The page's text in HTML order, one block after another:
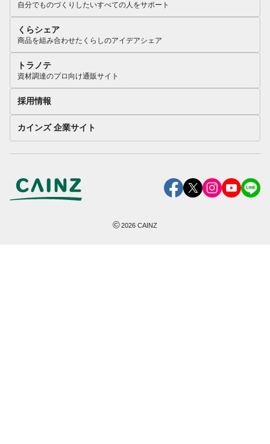
自分でものづくりしたいすべての人をサポート
くらシェア
商品を組み合わせたくらしのアイデアシェア
トラノテ
資材調達のプロ向け通販サイト
採用情報
カインズ 企業サイト
©2026 CAINZ